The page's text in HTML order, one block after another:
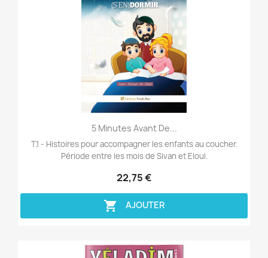
Aperçu rapide
5 Minutes Avant De...
T.1 - Histoires pour accompagner les enfants au coucher.
Période entre les mois de Sivan et Eloul.
22,75 €
 AJOUTER